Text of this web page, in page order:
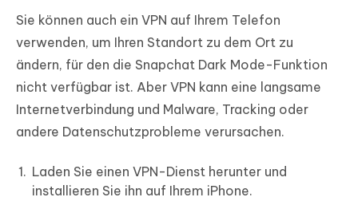
Sie können auch ein VPN auf Ihrem Telefon
verwenden, um Ihren Standort zu dem Ort zu
ändern, für den die Snapchat Dark Mode-Funktion
nicht verfügbar ist. Aber VPN kann eine langsame
Internetverbindung und Malware, Tracking oder
andere Datenschutzprobleme verursachen.
Laden Sie einen VPN-Dienst herunter und
installieren Sie ihn auf Ihrem iPhone.